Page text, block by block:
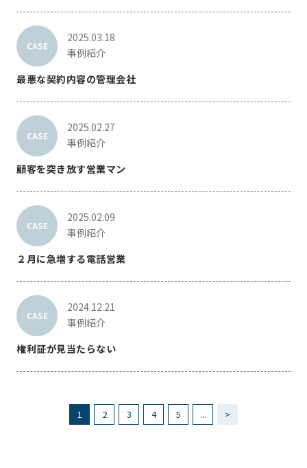
CASE
2025.03.18
事例紹介
最悪な契約内容の管理会社
CASE
2025.02.27
事例紹介
顧客を突き放す営業マン
CASE
2025.02.09
事例紹介
２月に急増する電話営業
CASE
2024.12.21
事例紹介
権利証が見当たらない
1 2 3 4 5 ... >